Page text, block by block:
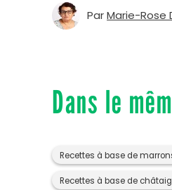
ParMarie-Rose
Dans le
Recettes à base de
Recettes à base de